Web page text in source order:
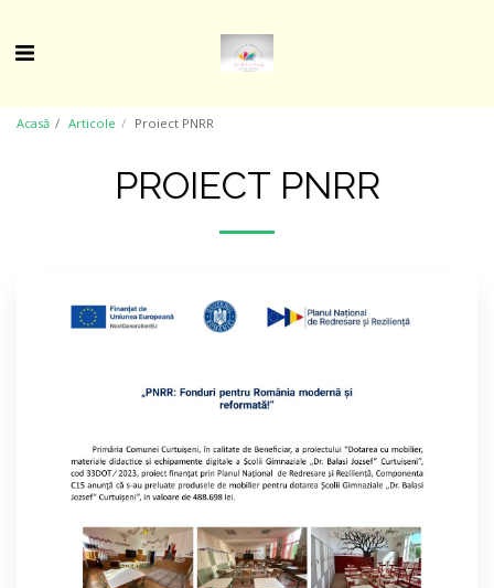
Acasă Articole Proiect PNRR
PROIECT PNRR